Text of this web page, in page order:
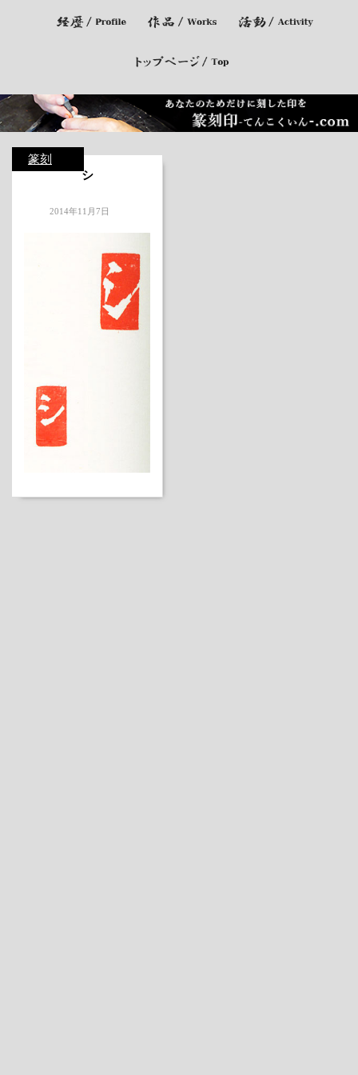
篆刻
シ
2014年11月7日